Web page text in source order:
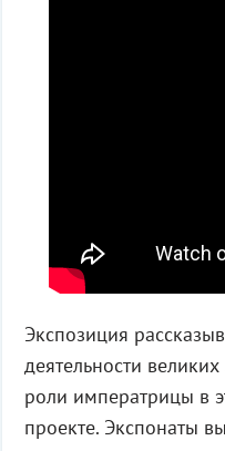
Экспозиция
деятельности
роли императрицы в
проекте. Экспонаты